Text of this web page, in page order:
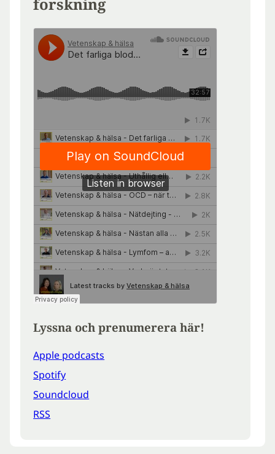
Lyssna och prenumerera här!
Apple podcasts
Spotify
Soundcloud
RSS